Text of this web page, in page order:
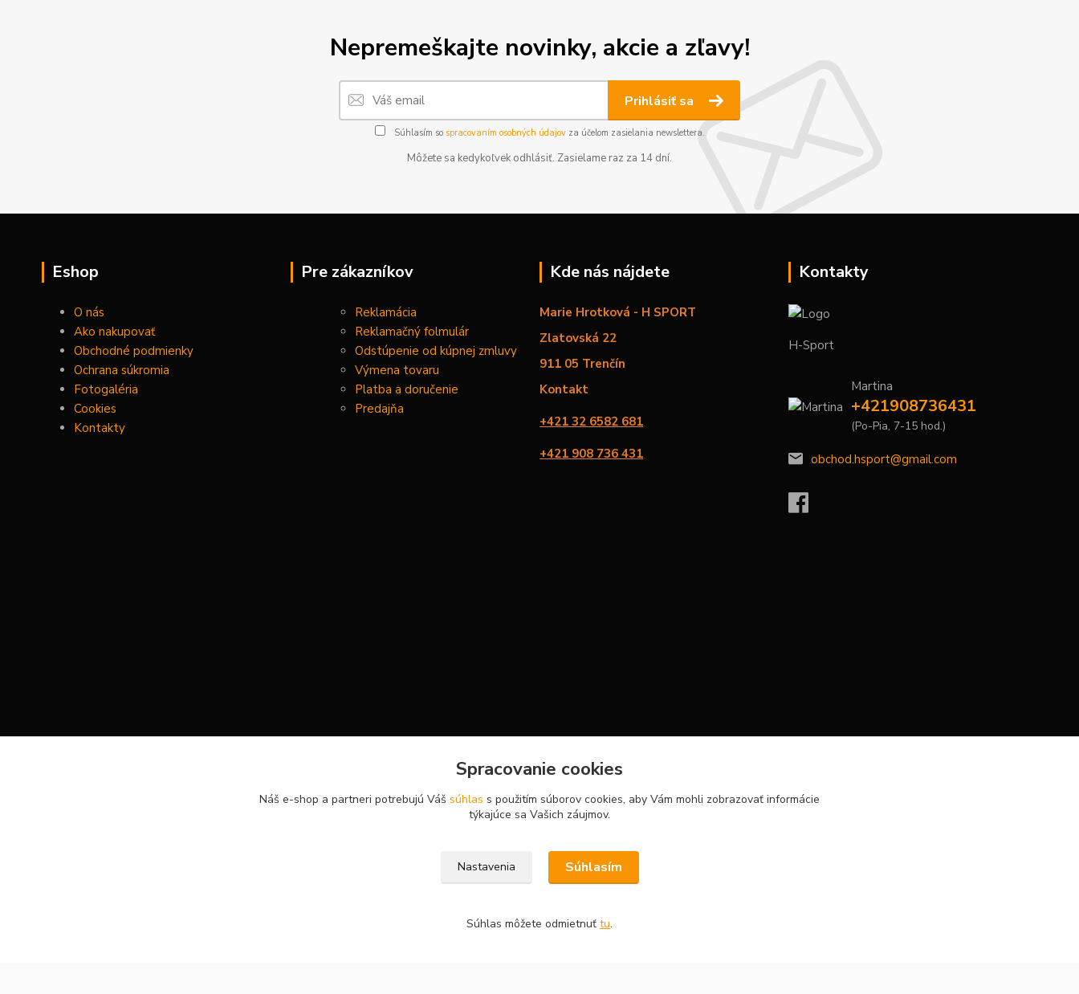
Nepremeškajte novinky, akcie a zľavy!
Prihlásiť sa
Súhlasím so spracovaním osobných údajovza účelom zasielania newslettera.
Môžete sa kedykoľvek odhlásiť. Zasielame raz za 14 dní.
Eshop
O nás
Ako nakupovať
Obchodné podmienky
Ochrana súkromia
Fotogaléria
Cookies
Kontakty
Pre zákazníkov
Reklamácia
Reklamačný folmulár
Odstúpenie od kúpnej zmluvy
Výmena tovaru
Platba a doručenie
Predajňa
Kde nás nájdete
Marie Hrotková - H SPORT
Zlatovská 22
911 05 Trenčín
Kontakt
+421 32 6582 681
+421 908 736 431
Kontakty
H-Sport
Martina
+421908736431
(Po-Pia, 7-15 hod.)
obchod.hsport@gmail.com
Spracovanie cookies
Náš e-shop a partneri potrebujú Váš súhlas s použitím súborov cookies, aby Vám mohli zobrazovať informácie
týkajúce sa Vašich záujmov.
Nastavenia Súhlasím
Súhlas môžete odmietnuť tu.